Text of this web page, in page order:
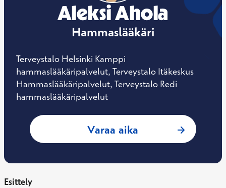
Aleksi Ahola
Hammaslääkäri
Terveystalo Helsinki Kamppi
hammaslääkäripalvelut, Terveystalo Itäkeskus
Hammaslääkäripalvelut, Terveystalo Redi
hammaslääkäripalvelut
Varaa aika : Aleksi Ahola,
Esittely